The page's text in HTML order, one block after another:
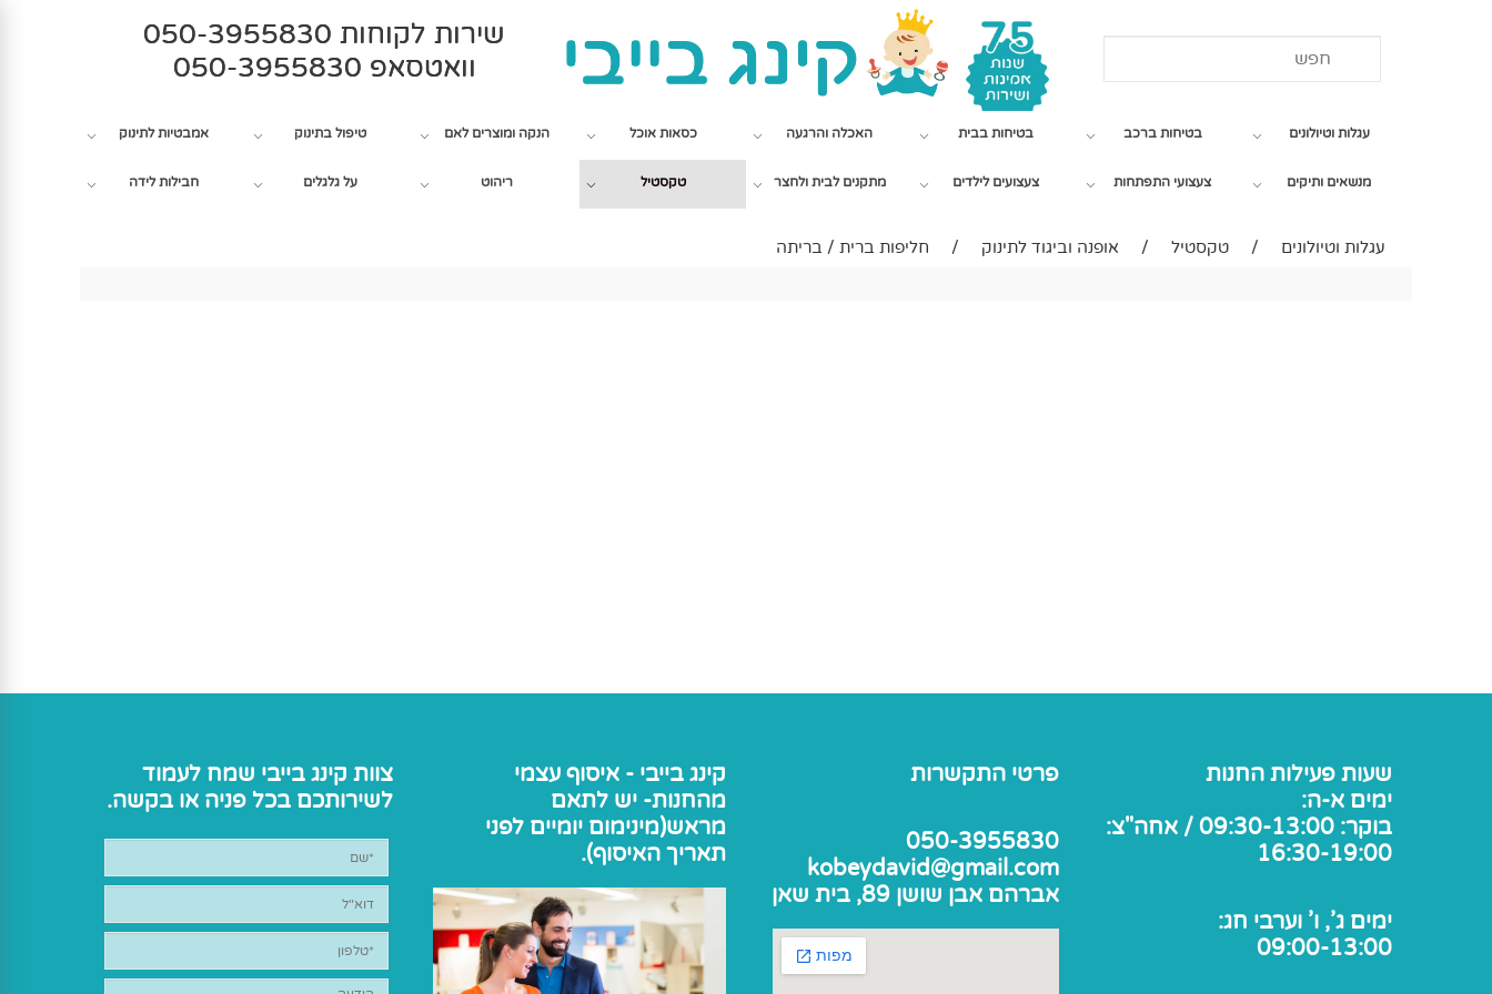
שירות לקוחות 050-3955830
וואטסאפ 050-3955830
עגלות וטיולונים בטיחות ברכב בטיחות בבית האכלה והרגעה כסאות אוכל הנקה ומוצרים לאם טיפול בתינוק אמבטיות לתינוק
מנשאים ותיקים צעצועי התפתחות צעצועים לילדים מתקנים לבית ולחצר טקסטיל ריהוט על גלגלים חבילות לידה
עגלות וטיולונים / טקסטיל / אופנה וביגוד לתינוק / חליפות ברית / בריתה
שעות פעילות החנות
ימים א-ה:
בוקר: 09:30-13:00 / אחה"צ:
16:30-19:00
ימים ג', ו' וערבי חג:
09:00-13:00
פרטי התקשרות
050-3955830
kobeydavid@gmail.com
אברהם אבן שושן 89, בית שאן
קינג בייבי - איסוף עצמי
מהחנות- יש לתאם
מראש(מינימום יומיים לפני
תאריך האיסוף).
צוות קינג בייבי שמח לעמוד
לשירותכם בכל פניה או בקשה.